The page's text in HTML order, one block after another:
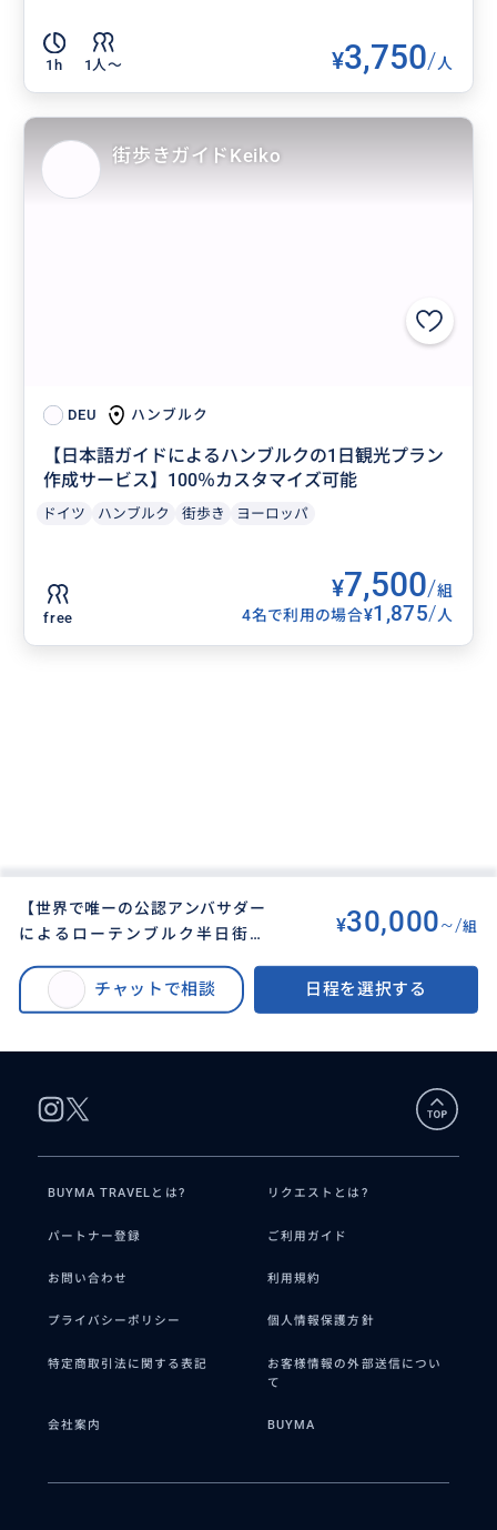
1h 1人〜 ¥3,750/人
DEU ハンブルク
【日本語ガイドによるハンブルクの1日観光プラン
作成サービス】100％カスタマイズ可能
ドイツ ハンブルク 街歩き ヨーロッパ
free
¥7,500/組
4名で利用の場合¥1,875/人
街歩きガイドKeiko
【世界で唯ーの公認アンバサダー
によるローテンブルク半日街歩
ガイドの貸切ツアー/2名まで同
額！/アレンジ可能 /プレーンライ
¥30,000~/組
チャットで相談 日程を選択する
【世界で唯ーの公認アンバサダーによるローテンブルク半日街歩き〜ロマン
チック街道〜】日本語ガイドの貸切ツアー/2名まで同額！/アレンジ可能 /プ
レーンライン/市庁舎/ケーテウォルファルト/ブルク公園
BUYMA TRAVELとは? リクエストとは?
パートナー登録 ご利用ガイド
お問い合わせ 利用規約
プライバシーポリシー 個人情報保護方針
特定商取引法に関する表記
お客様情報の外部送信につい
て
会社案内 BUYMA